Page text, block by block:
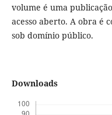
volume é uma
acesso aberto. A obra é
sob domínio público.
Downloads